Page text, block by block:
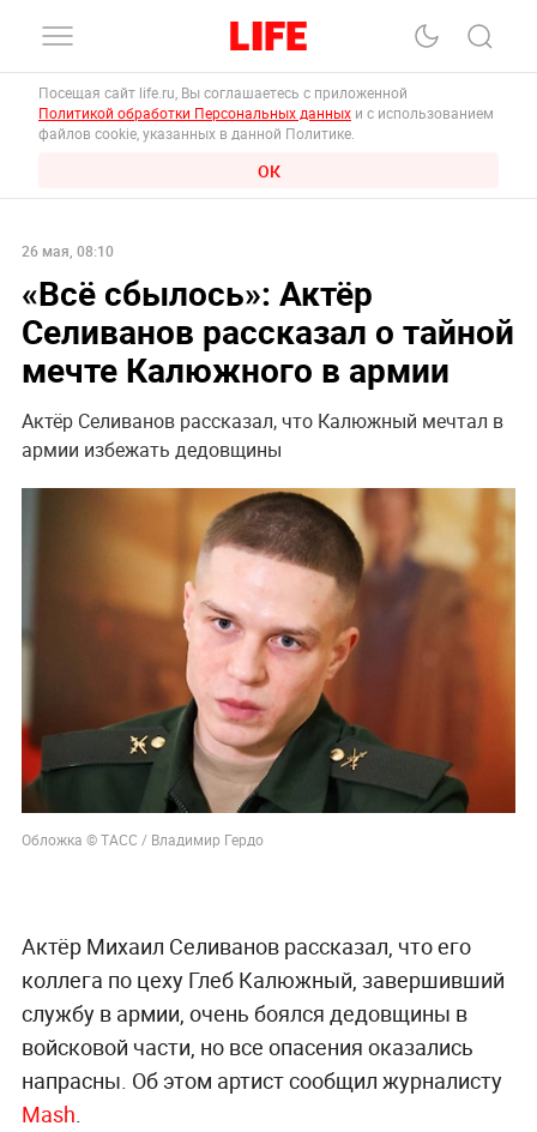
Посещая сайт life.ru, Вы соглашаетесь с приложенной
Политикой обработки Персональных данных и с использованием
файлов cookie, указанных в данной Политике.
ОК
26 мая, 08:10
«Всё сбылось»: Актёр
Селиванов рассказал о тайной
мечте Калюжного в армии
Актёр Селиванов рассказал, что Калюжный мечтал в
армии избежать дедовщины
Обложка © ТАСС / Владимир Гердо
Актёр Михаил Селиванов рассказал, что его
коллега по цеху Глеб Калюжный, завершивший
службу в армии, очень боялся дедовщины в
войсковой части, но все опасения оказались
напрасны. Об этом артист сообщил журналисту
Mash